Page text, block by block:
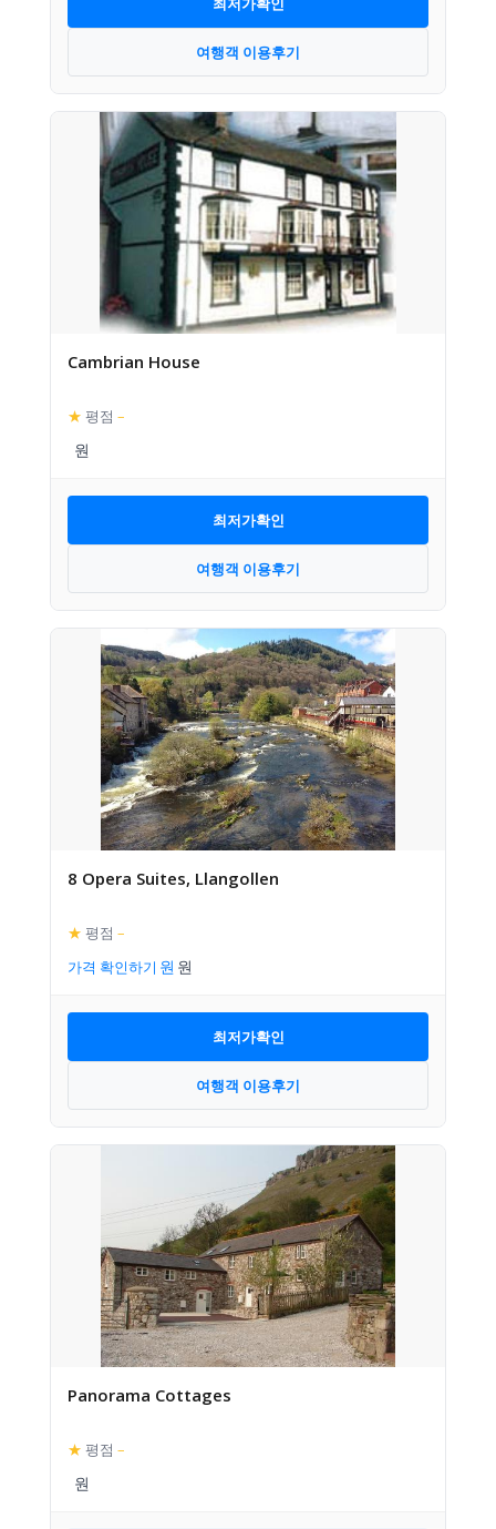
여행객 이용후기
Cambrian House
★ 평점 –
최저가확인
여행객 이용후기
8 Opera Suites, Llangollen
★ 평점 –
가격 확인하기
최저가확인
여행객 이용후기
Panorama Cottages
★ 평점 –